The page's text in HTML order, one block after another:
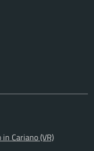
Cariano (VR)